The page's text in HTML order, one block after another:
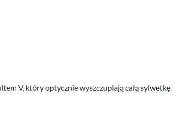
V, który optycznie wyszczuplają całą sylwetkę.